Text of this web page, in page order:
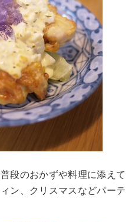
段のおかずや料理に添えて
ン、クリスマスなどパーテ